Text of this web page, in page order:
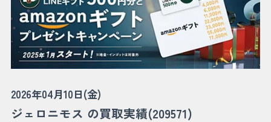
2026年04月10日(金)
ジェロニモス の買取実績(209571)